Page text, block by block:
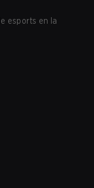
esports en la